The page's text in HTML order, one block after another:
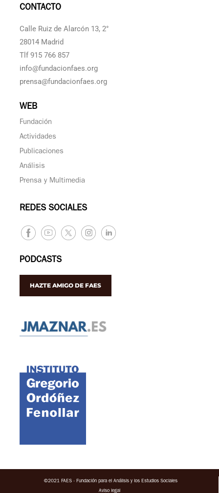
CONTACTO
Calle Ruiz de Alarcón 13, 2°
28014 Madrid
Tlf 915 766 857
info@fundacionfaes.org
prensa@fundacionfaes.org
WEB
Fundación
Actividades
Publicaciones
Análisis
Prensa y Multimedia
REDES SOCIALES
PODCASTS
HAZTE AMIGO DE FAES
©2021 FAES · Fundación para el Análisis y los Estudios Sociales
Aviso legal